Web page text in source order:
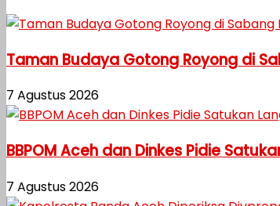
Taman Budaya Gotong Royong di
7 Agustus 2026
BBPOM Aceh dan Dinkes Pidie
7 Agustus 2026